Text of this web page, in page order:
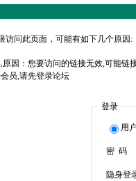
访问此页面，可能有如下几个原因:
原因：您要访问的链接无效,可能链
员,请先登录论坛
登录
用
密 码
隐身登